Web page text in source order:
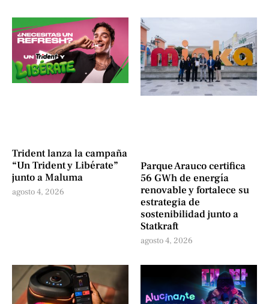
Trident lanza la campaña
“Un Trident y Libérate”
junto a Maluma
agosto 4, 2026
Parque Arauco certifica
56 GWh de energía
renovable y fortalece su
estrategia de
sostenibilidad junto a
Statkraft
agosto 4, 2026